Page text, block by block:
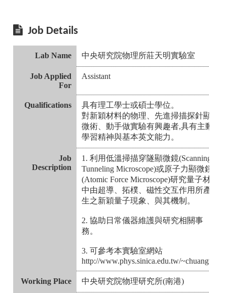
Job Details
Lab Name 中央研究院物理所莊天明實驗室
Job Applied
For
Assistant
Qualifications
具有理工學士或碩士學位。
對新穎材料的物理、先進掃描探針顯
微術、動手做實驗有興趣者,具有主動
學習精神與基本英文能力。
Job
Description
1. 利用低溫掃描穿隧顯微鏡(Scanning
Tunneling Microscope)或原子力顯微鏡
(Atomic Force Microscope)研究量子材料
中由超導、拓樸、磁性交互作用所產
生之新穎量子現象、與其機制。
2. 協助日常儀器維護與研究相關事
務。
3. 可參考本實驗室網站
http://www.phys.sinica.edu.tw/~chuangtm/
Working Place 中央研究院物理研究所(南港)